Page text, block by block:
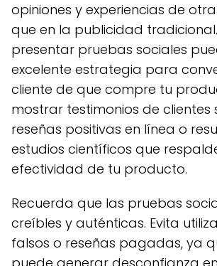
opiniones y experiencias de
que en la publicidad
presentar pruebas sociales
excelente estrategia para
cliente de que compre tu
mostrar testimonios de clientes
reseñas positivas en línea o
estudios científicos que
efectividad de tu producto.
Recuerda que las pruebas
creíbles y auténticas. Evita
falsos o reseñas pagadas, ya